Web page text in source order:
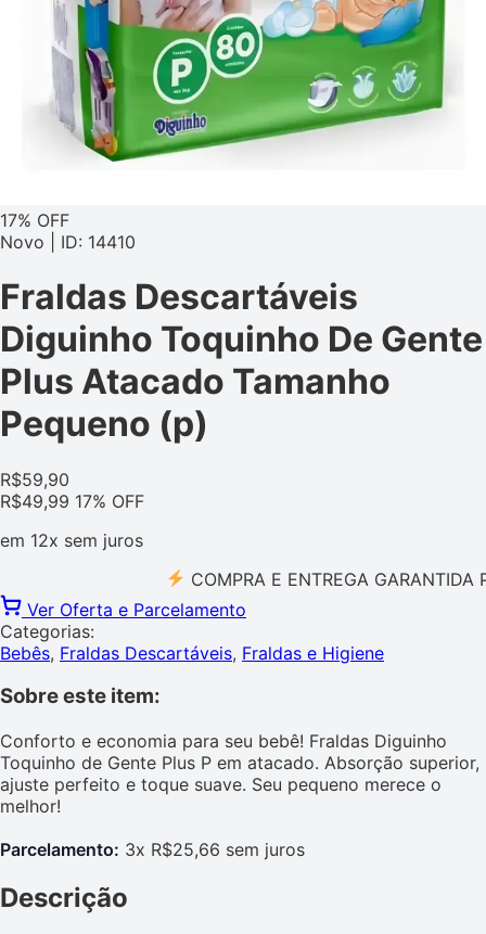
17% OFF
Novo | ID: 14410
Fraldas Descartáveis
Diguinho Toquinho De Gente
Plus Atacado Tamanho
Pequeno (p)
R$59,90
R$49,99 17% OFF
em 12x sem juros
COMPRA E ENTREGA GARANTIDA PELO
Ver Oferta e Parcelamento
Categorias:
Bebês, Fraldas Descartáveis, Fraldas e Higiene
Sobre este item:
Conforto e economia para seu bebê! Fraldas Diguinho
Toquinho de Gente Plus P em atacado. Absorção superior,
ajuste perfeito e toque suave. Seu pequeno merece o
melhor!
Parcelamento: 3x R$25,66 sem juros
Descrição